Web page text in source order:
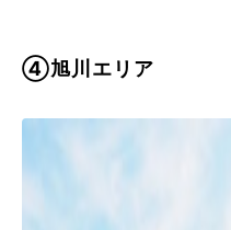
④旭川エリア